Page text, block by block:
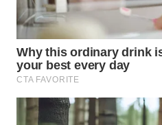
SELATAN
WN
TANJUNG
LESUNG
WN